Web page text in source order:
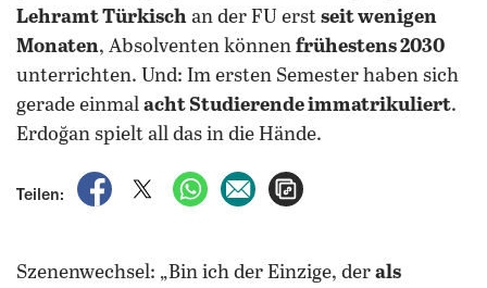
Lehramt Türkisch an der FU erst seit wenigen
Monaten, Absolventen können frühestens 2030
unterrichten. Und: Im ersten Semester haben sich
gerade einmal acht Studierende immatrikuliert.
Erdoğan spielt all das in die Hände.
Teilen:
auf Facebook teilen
auf X teilenper WhatsApp teilen
per E-Mail teilen
Szenenwechsel: „Bin ich der Einzige, der als